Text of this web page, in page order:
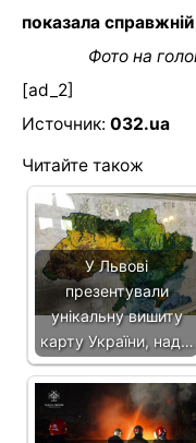
показала
Фото на
[ad_2]
Источник: 032.ua
Читайте також
У Львові
презентували
унікальну вишиту
карту України, над…